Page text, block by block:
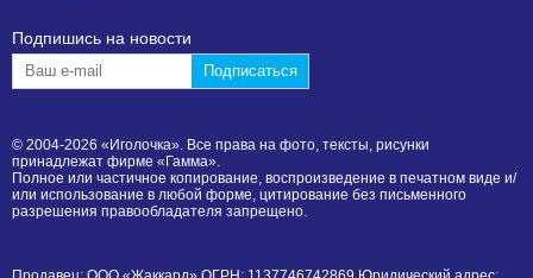
Подпишиcь на новости
© 2004-2026 «Иголочка». Все права на фото, тексты, рисунки
принадлежат фирме «Гамма».
Полное или частичное копирование, воспроизведение в печатном виде и/
или использование в любой форме, цитирование без письменного
разрешения правообладателя запрещено.